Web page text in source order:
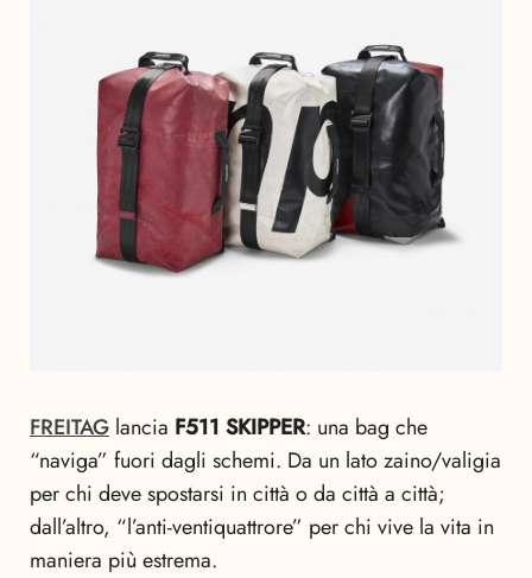
FREITAG lancia F511 SKIPPER: una bag che
“naviga” fuori dagli schemi. Da un lato zaino/valigia
per chi deve spostarsi in città o da città a città;
dall’altro, “l’anti-ventiquattrore” per chi vive la vita in
maniera più estrema.